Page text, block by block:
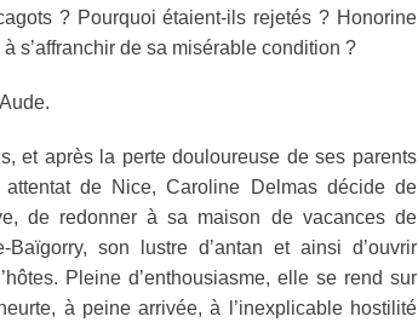
? Pourquoi étaient-ils rejetés ? Honorine
s’affranchir de sa misérable condition ?
et après la perte douloureuse de ses parents
de Nice, Caroline Delmas décide de
de redonner à sa maison de vacances de
Baïgorry, son lustre d’antan et ainsi d’ouvrir
Pleine d’enthousiasme, elle se rend sur
à peine arrivée, à l’inexplicable hostilité